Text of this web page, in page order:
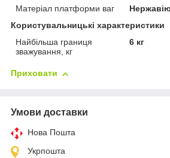
Матеріал платформи ваг
Користувальницькі характеристики
Найбільша границя
зважування, кг
6 кг
Приховати
Умови доставки
Нова Пошта
Укрпошта